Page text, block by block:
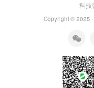
科技
Copyright © 2025 ·